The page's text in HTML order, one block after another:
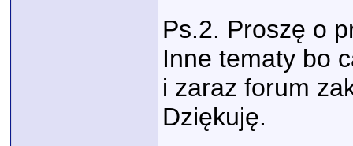
Ps.2. Proszę o
Inne tematy bo
i zaraz forum
Dziękuję.